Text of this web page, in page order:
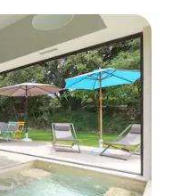
„Odabrali gosti”